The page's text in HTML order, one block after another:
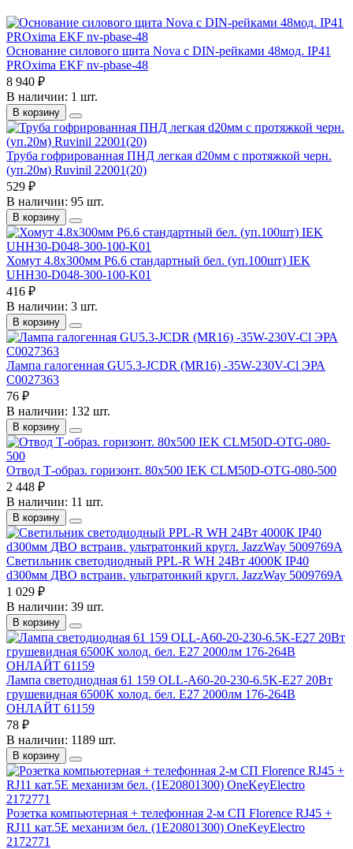
Основание силового щита Nova с DIN-рейками 48мод. IP41
PROxima EKF nv-pbase-48
8 940 ₽
В наличии: 1 шт.
В корзину
Труба гофрированная ПНД легкая d20мм с протяжкой черн.
(уп.20м) Ruvinil 22001(20)
529 ₽
В наличии: 95 шт.
В корзину
Хомут 4.8х300мм P6.6 стандартный бел. (уп.100шт) IEK
UHH30-D048-300-100-K01
416 ₽
В наличии: 3 шт.
В корзину
Лампа галогенная GU5.3-JCDR (MR16) -35W-230V-Cl ЭРА
C0027363
76 ₽
В наличии: 132 шт.
В корзину
Отвод Т-образ. горизонт. 80х500 IEK CLM50D-OTG-080-500
2 448 ₽
В наличии: 11 шт.
В корзину
Светильник светодиодный PPL-R WH 24Вт 4000К IP40
d300мм ДВО встраив. ультратонкий кругл. JazzWay 5009769A
1 029 ₽
В наличии: 39 шт.
В корзину
Лампа светодиодная 61 159 OLL-A60-20-230-6.5K-E27 20Вт
грушевидная 6500К холод. бел. E27 2000лм 176-264В
ОНЛАЙТ 61159
78 ₽
В наличии: 1189 шт.
В корзину
Розетка компьютерная + телефонная 2-м СП Florence RJ45 +
RJ11 кат.5E механизм бел. (1E20801300) OneKeyElectro
2172771